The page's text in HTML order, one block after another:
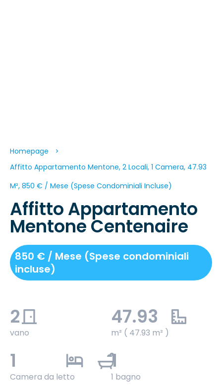
Homepage
Affitto Appartamento Mentone, 2 Locali, 1 Camera, 47.93
M², 850 € / Mese (Spese Condominiali Incluse)
Affitto Appartamento
Mentone Centenaire
850 € / Mese (Spese condominiali
incluse)
2
vano
47.93
m² ( 47.93 m² )
1
Camera da letto
1
1 bagno